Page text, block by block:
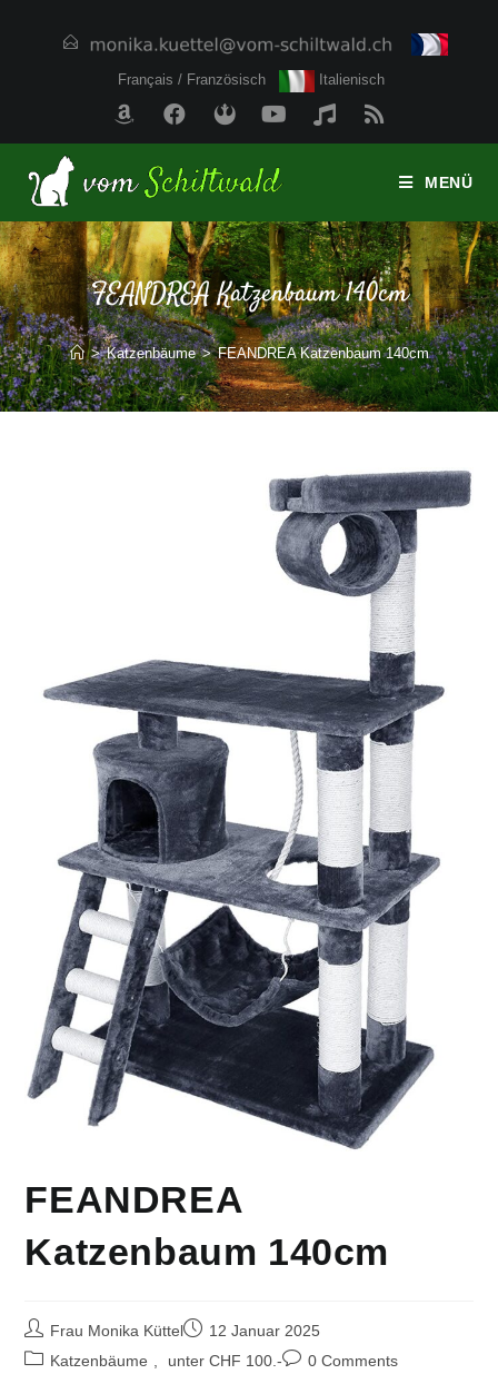
Français / Französisch Italienisch
MENÜ
FEANDREA Katzenbaum 140cm
> Katzenbäume > FEANDREA Katzenbaum 140cm
FEANDREA
Katzenbaum 140cm
Frau Monika Küttel
12 Januar 2025
Katzenbäume , unter CHF 100.- 0 Comments